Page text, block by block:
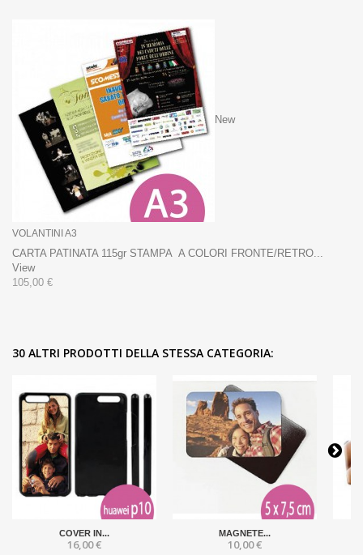
New
VOLANTINI A3
CARTA PATINATA 115gr STAMPA A COLORI FRONTE/RETRO...
View
105,00 €
30 ALTRI PRODOTTI DELLA STESSA CATEGORIA:
COVER IN...
16,00 €
MAGNETE...
10,00 €